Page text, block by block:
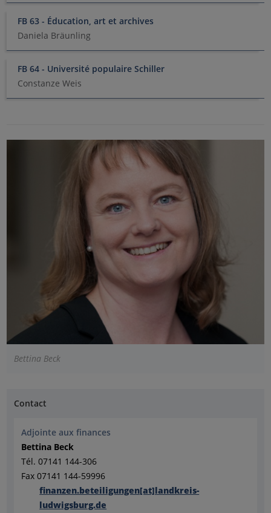
FB 63 - Éducation, art et archives
Daniela Bräunling
FB 64 - Université populaire Schiller
Constanze Weis
Bettina Beck
Contact
Adjointe aux finances
Bettina Beck
Tél. 07141 144-306
Fax 07141 144-59996
finanzen.beteiligungen[at]landkreis-
ludwigsburg.de